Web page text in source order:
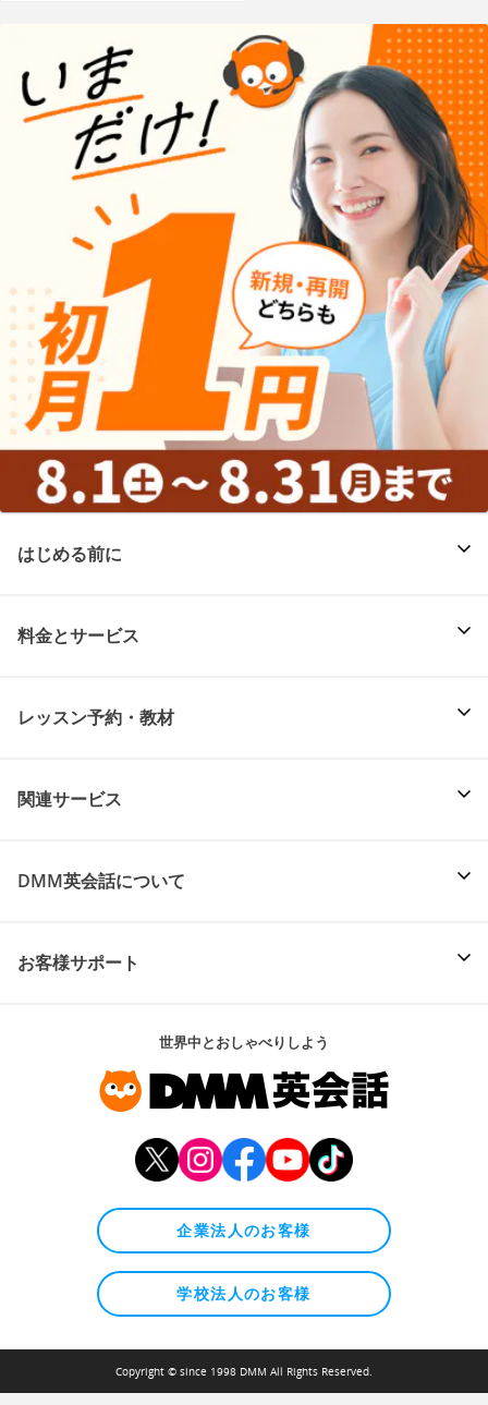
はじめる前に
料金とサービス
レッスン予約・教材
関連サービス
DMM英会話について
お客様サポート
世界中とおしゃべりしよう
企業法人のお客様
学校法人のお客様
Copyright © since 1998 DMM All Rights Reserved.